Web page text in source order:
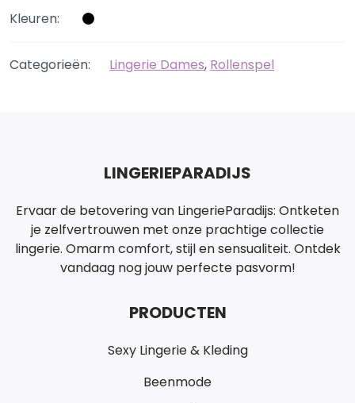
Kleuren:
Categorieën: Lingerie Dames, Rollenspel
LINGERIEPARADIJS
Ervaar de betovering van LingerieParadijs: Ontketen
je zelfvertrouwen met onze prachtige collectie
lingerie. Omarm comfort, stijl en sensualiteit. Ontdek
vandaag nog jouw perfecte pasvorm!
PRODUCTEN
Sexy Lingerie & Kleding
Beenmode